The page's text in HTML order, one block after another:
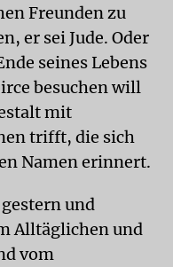
Freunden zu
er sei Jude. Oder
seines Lebens
besuchen will
mit
trifft, die sich
Namen erinnert.
und
Alltäglichen und
vom